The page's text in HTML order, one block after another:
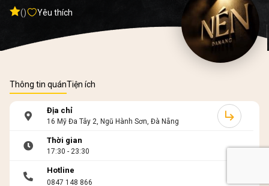
() Yêu thích
Thông tin quánTiện ích
Địa chỉ
16 Mỹ Đa Tây 2, Ngũ Hành Sơn, Đà Nẵng
Thời gian
17:30 - 23:30
Hotline
0847 148 866